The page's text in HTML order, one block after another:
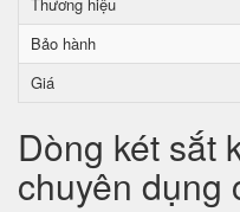
Bảo hành
Giá
Dòng két sắt
chuyên dụng